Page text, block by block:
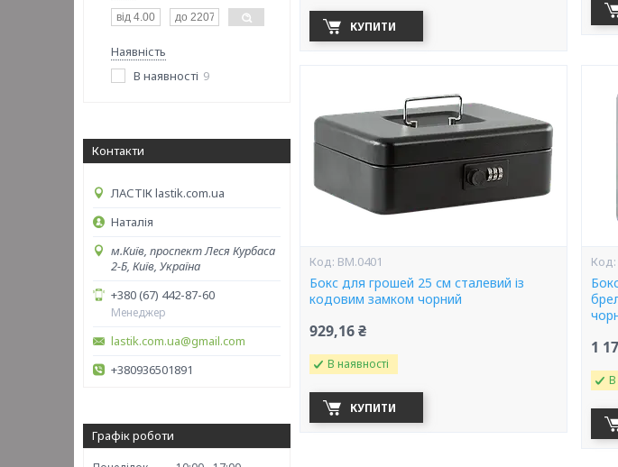
Наявність
В наявності 9
Контакти
ЛАСТІК lastik.com.ua
Наталія
м.Київ, проспект Леся Курбаса
2-Б, Київ, Україна
+380 (67) 442-87-60
Менеджер
lastik.com.ua@gmail.com
+380936501891
Графік роботи
КУПИТИ
BM.0401
Бокс для грошей 25 см сталевий із
кодовим замком чорний
929,16 ₴
В наявності
КУПИТИ
1
В